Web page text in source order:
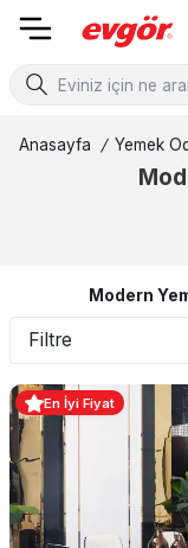
Anasayfa / Yemek
Filtre
Modern
En İyi Fiyat